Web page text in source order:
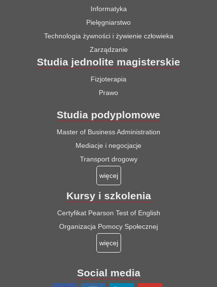
Informatyka
Pielęgniarstwo
Technologia żywności i żywienie człowieka
Zarządzanie
Studia jednolite magisterskie
Fizjoterapia
Prawo
Studia podyplomowe
Master of Business Administration
Mediacje i negocjacje
Transport drogowy
więcej
Kursy i szkolenia
Certyfikat Pearson Test of English
Organizacja Pomocy Społecznej
więcej
Social media